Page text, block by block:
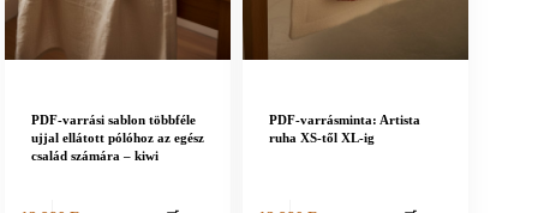
PDF-varrási sablon többféle
ujjal ellátott pólóhoz az egész
család számára – kiwi
PDF-varrásminta: Artista
ruha XS-től XL-ig